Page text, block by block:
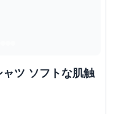
ツ ソフトな肌触